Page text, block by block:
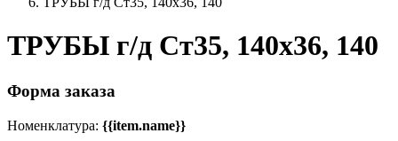
ТРУБЫ г/д Ст35, 140х36, 140
Форма заказа
Номенклатура: {{item.name}}